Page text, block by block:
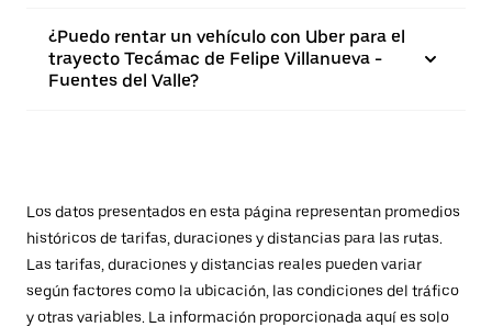
¿Puedo rentar un vehículo con Uber para el
trayecto Tecámac de Felipe Villanueva -
Fuentes del Valle?
Los datos presentados en esta página representan promedios
históricos de tarifas, duraciones y distancias para las rutas.
Las tarifas, duraciones y distancias reales pueden variar
según factores como la ubicación, las condiciones del tráfico
y otras variables. La información proporcionada aquí es solo